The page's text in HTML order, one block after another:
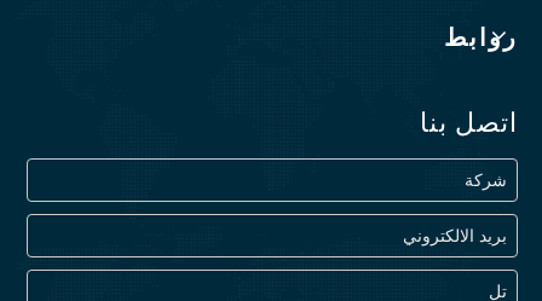
روابط
اتصل بنا